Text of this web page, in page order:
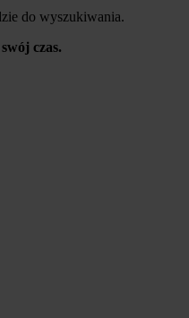
do wyszukiwania.
czas.